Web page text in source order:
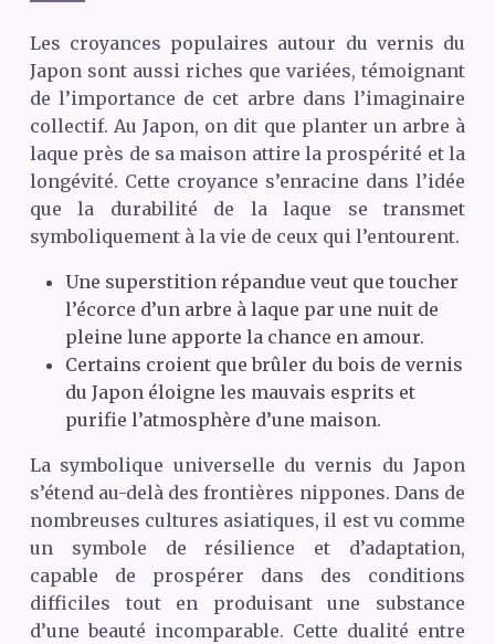
Les croyances populaires autour du vernis du
Japon sont aussi riches que variées, témoignant
de l’importance de cet arbre dans l’imaginaire
collectif. Au Japon, on dit que planter un arbre à
laque près de sa maison attire la prospérité et la
longévité. Cette croyance s’enracine dans l’idée
que la durabilité de la laque se transmet
symboliquement à la vie de ceux qui l’entourent.
Une superstition répandue veut que toucher
l’écorce d’un arbre à laque par une nuit de
pleine lune apporte la chance en amour.
Certains croient que brûler du bois de vernis
du Japon éloigne les mauvais esprits et
purifie l’atmosphère d’une maison.
La symbolique universelle du vernis du Japon
s’étend au-delà des frontières nippones. Dans de
nombreuses cultures asiatiques, il est vu comme
un symbole de résilience et d’adaptation,
capable de prospérer dans des conditions
difficiles tout en produisant une substance
d’une beauté incomparable. Cette dualité entre